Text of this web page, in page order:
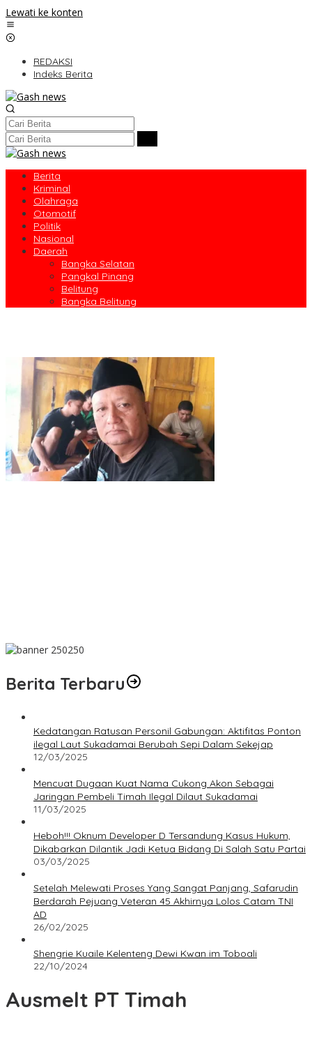
Lewati ke konten
REDAKSI
Indeks Berita
Berita
Kriminal
Olahraga
Otomotif
Politik
Nasional
Daerah
Bangka Selatan
Pangkal Pinang
Belitung
Bangka Belitung
Berita Terbaru
Kedatangan Ratusan Personil Gabungan: Aktifitas Ponton
ilegal Laut Sukadamai Berubah Sepi Dalam Sekejap
12/03/2025
Mencuat Dugaan Kuat Nama Cukong Akon Sebagai
Jaringan Pembeli Timah Ilegal Dilaut Sukadamai
11/03/2025
Heboh!!! Oknum Developer D Tersandung Kasus Hukum,
Dikabarkan Dilantik Jadi Ketua Bidang Di Salah Satu Partai
03/03/2025
Setelah Melewati Proses Yang Sangat Panjang, Safarudin
Berdarah Pejuang Veteran 45 Akhirnya Lolos Catam TNI
AD
26/02/2025
Shengrie Kuaile Kelenteng Dewi Kwan im Toboali
22/10/2024
Ausmelt PT Timah